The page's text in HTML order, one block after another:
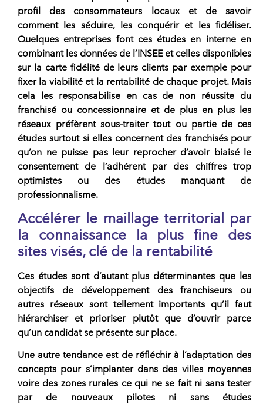
profil des consommateurs locaux et de savoir
comment les séduire, les conquérir et les fidéliser.
Quelques entreprises font ces études en interne en
combinant les données de l’INSEE et celles disponibles
sur la carte fidélitéde leurs clients par exemple pour
fixer la viabilité et la rentabilité de chaque projet. Mais
cela les responsabilise en cas de non réussite du
franchisé ou concessionnaire et de plus en plus les
réseaux préfèrent sous-traiter tout ou partie de ces
études surtout si elles concernent des franchisés pour
qu’on ne puisse pas leur reprocher d’avoir biaisé le
consentement de l’adhérent par des chiffres trop
optimistes ou des études manquant de
professionnalisme.
Accélérer le maillage territorial par
la connaissance la plus fine des
sites visés, clé de la rentabilité
Ces études sont d’autant plus déterminantes que les
objectifs de développement des franchiseurs ou
autres réseaux sont tellement importants qu’il faut
hiérarchiser et prioriser plutôt que d’ouvrir parce
qu’un candidat se présente sur place.
Une autretendance est de réfléchir à l’adaptation des
concepts pour s’implanter dans des villes moyennes
voire des zones rurales ce qui ne se fait ni sans tester
par de nouveaux pilotes ni sans études